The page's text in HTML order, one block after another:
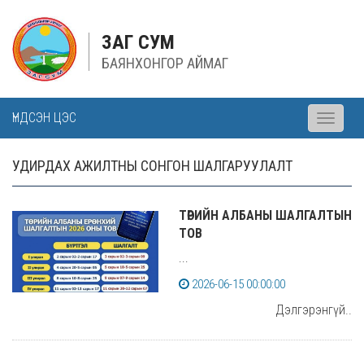
ЗАГ СУМ
БАЯНХОНГОР АЙМАГ
ҮНДСЭН ЦЭС
Toggle
УДИРДАХ АЖИЛТНЫ СОНГОН ШАЛГАРУУЛАЛТ
ТӨРИЙН АЛБАНЫ ШАЛГАЛТЫН
ТОВ
...
2026-06-15 00:00:00
Дэлгэрэнгүй..